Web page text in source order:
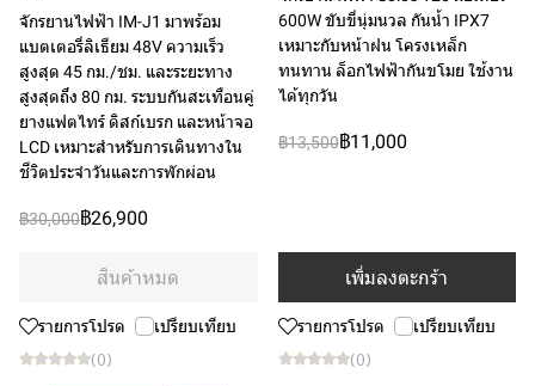
จักรยานไฟฟ้า IM-J1 มาพร้อม
แบตเตอรี่ลิเธียม 48V ความเร็ว
สูงสุด 45 กม./ชม. และระยะทาง
สูงสุดถึง 80 กม. ระบบกันสะเทือนคู่
ยางแฟตไทร์ ดิสก์เบรก และหน้าจอ
LCD เหมาะสำหรับการเดินทางใน
ชีวิตประจำวันและการพักผ่อน
฿30,000฿26,900
สินค้าหมด
รายการโปรด เปรียบเทียบ
(0)
600W ขับขี่นุ่มนวล กันน้ำ IPX7
เหมาะกับหน้าฝน โครงเหล็ก
ทนทาน ล็อกไฟฟ้ากันขโมย ใช้งาน
ได้ทุกวัน
฿13,500฿11,000
เพิ่มลงตะกร้า
รายการโปรด เปรียบเทียบ
(0)